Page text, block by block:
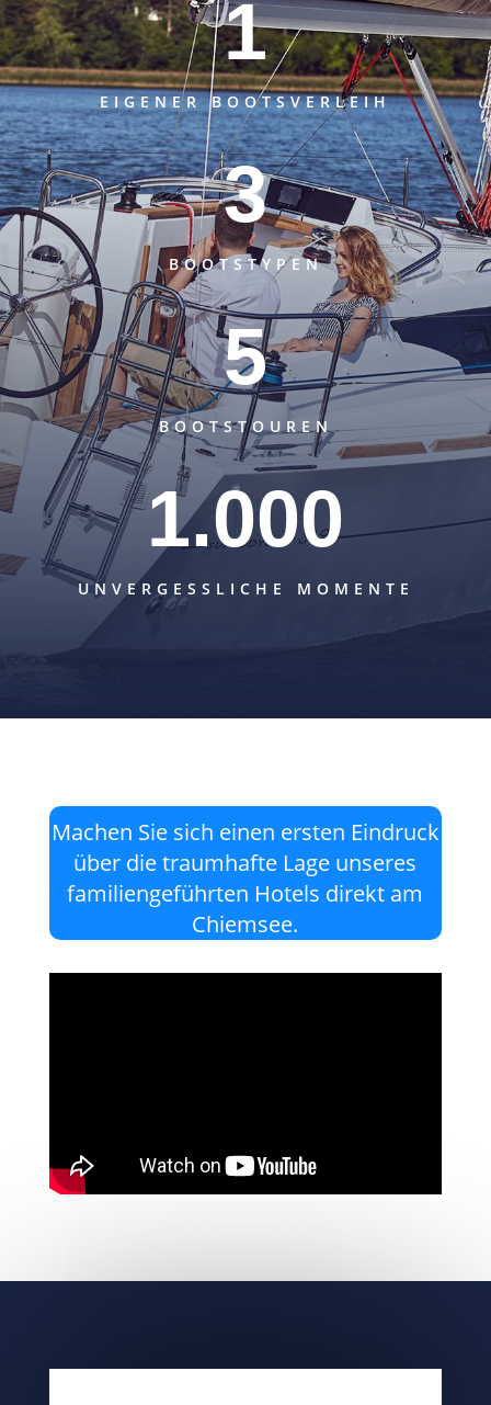
1
EIGENER BOOTSVERLEIH
3
BOOTSTYPEN
5
BOOTSTOUREN
1.000
UNVERGESSLICHE MOMENTE
Machen Sie sich einen ersten Eindruck
über die traumhafte Lage unseres
familiengeführten Hotels direkt am
Chiemsee.